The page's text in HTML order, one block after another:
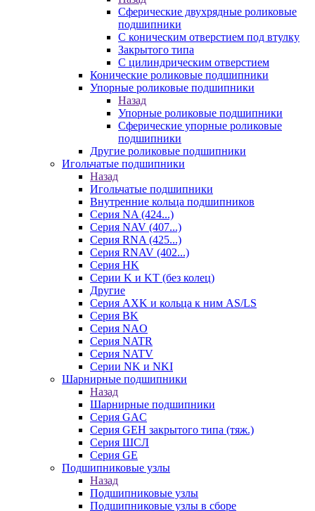
Сферические двухрядные роликовые
подшипники
С коническим отверстием под втулку
Закрытого типа
С цилиндрическим отверстием
Конические роликовые подшипники
Упорные роликовые подшипники
Назад
Упорные роликовые подшипники
Сферические упорные роликовые
подшипники
Другие роликовые подшипники
Игольчатые подшипники
Назад
Игольчатые подшипники
Внутренние кольца подшипников
Серия NA (424...)
Серия NAV (407...)
Серия RNA (425...)
Серия RNAV (402...)
Серия HK
Серии K и KT (без колец)
Другие
Серия AXK и кольца к ним AS/LS
Серия BK
Серия NAO
Серия NATR
Серия NATV
Серии NK и NKI
Шарнирные подшипники
Назад
Шарнирные подшипники
Серия GAC
Серия GEH закрытого типа (тяж.)
Серия ШСЛ
Серия GE
Подшипниковые узлы
Назад
Подшипниковые узлы
Подшипниковые узлы в сборе